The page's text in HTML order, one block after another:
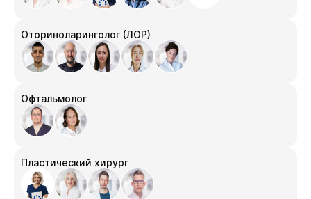
Оториноларинголог (ЛОР)
Офтальмолог
Пластический хирург